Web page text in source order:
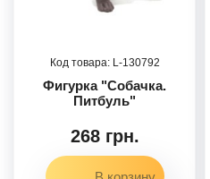
130792
Фигурка "Собачка.
Питбуль"
268 грн.